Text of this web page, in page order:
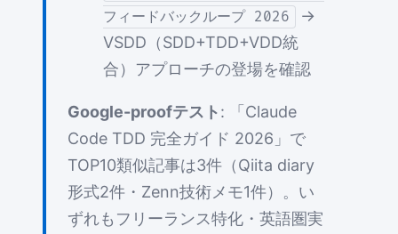
フィードバックループ 2026
→
VSDD（SDD+TDD+VDD統
合）アプローチの登場を確認
Google-proofテスト: 「Claude
Code TDD 完全ガイド 2026」で
TOP10類似記事は3件（Qiita diary
形式2件・Zenn技術メモ1件）。い
ずれもフリーランス特化・英語圏実